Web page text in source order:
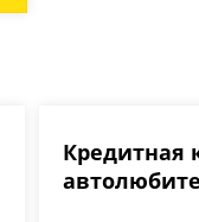
Кредитная